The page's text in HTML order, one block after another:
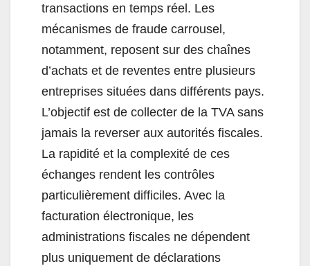
transactions en temps réel. Les
mécanismes de fraude carrousel,
notamment, reposent sur des chaînes
d’achats et de reventes entre plusieurs
entreprises situées dans différents pays.
L’objectif est de collecter de la TVA sans
jamais la reverser aux autorités fiscales.
La rapidité et la complexité de ces
échanges rendent les contrôles
particulièrement difficiles. Avec la
facturation électronique, les
administrations fiscales ne dépendent
plus uniquement de déclarations